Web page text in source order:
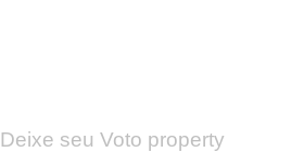
Deixe seu Voto property